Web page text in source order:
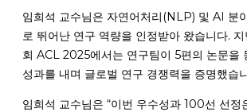
임희석 교수님은 자연어처리(NLP) 및 AI 분
로 뛰어난 연구 역량을 인정받아 왔습니다.
회 ACL 2025에서는 연구팀이 5편의 논문을
성과를 내며 글로벌 연구 경쟁력을 증명했습
임희석 교수님은 “이번 우수성과 100선 선정